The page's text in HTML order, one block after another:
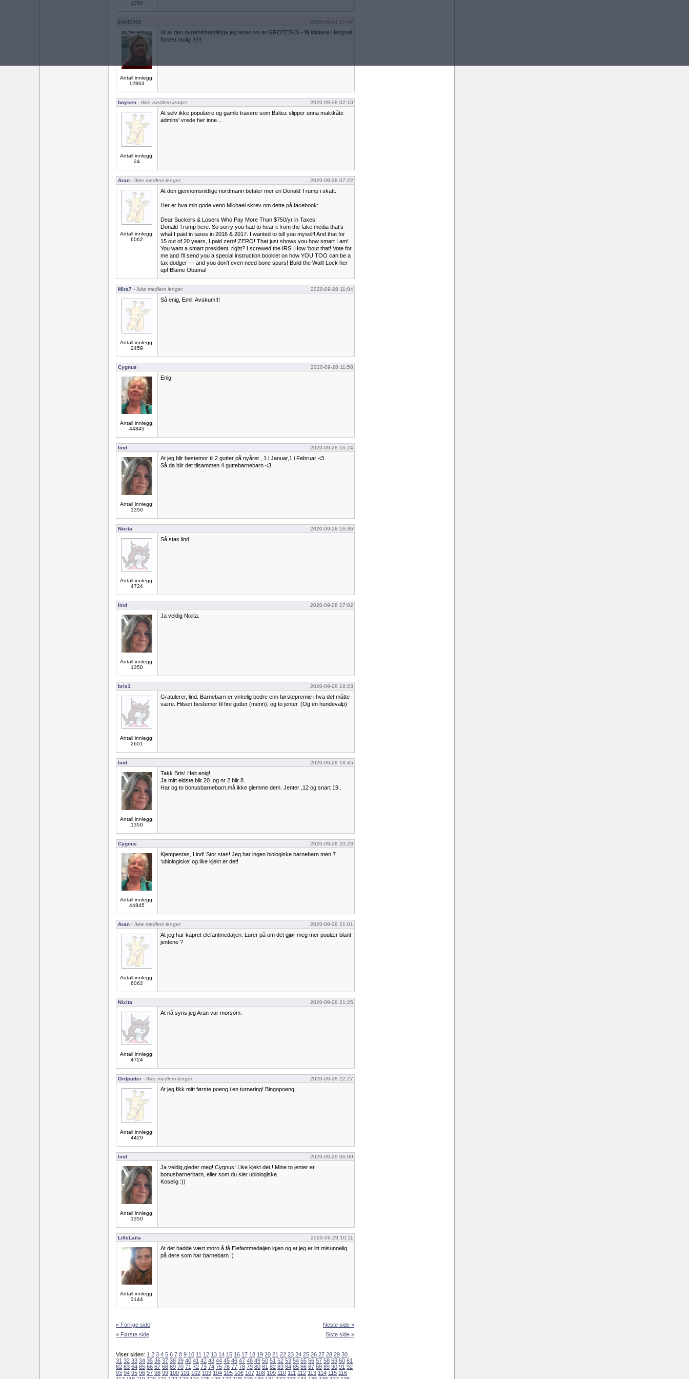
1350
Emil1960 2020-09-24 17:47
Antall innlegg:
12863
At all den dyremishandlinga jeg leser om er GROTESKS - få idiotene i fengsel
fortest mulig !!!!!!
boysen - Ikke medlem lenger 2020-09-28 02:10
Antall innlegg:
24
At selv ikke populære og gamle travere som Baltez slipper unna maktkåte
admins' vrede her inne....
Aran - Ikke medlem lenger 2020-09-28 07:22
Antall innlegg:
6062
At den gjennomsnittlige nordmann betaler mer en Donald Trump i skatt.
Her er hva min gode venn Michael skrev om dette på facebook:
Dear Suckers & Losers Who Pay More Than $750/yr in Taxes:
Donald Trump here. So sorry you had to hear it from the fake media that’s
what I paid in taxes in 2016 & 2017. I wanted to tell you myself! And that for
15 out of 20 years, I paid zero! ZERO! That just shows you how smart I am!
You want a smart president, right? I screwed the IRS! How ‘bout that! Vote for
me and I’ll send you a special instruction booklet on how YOU TOO can be a
tax dodger — and you don’t even need bone spurs! Build the Wall! Lock her
up! Blame Obama!
Mira7 - Ikke medlem lenger 2020-09-28 11:04
Antall innlegg:
2459
Så enig, Emil! Avskum!!!
Cygnus 2020-09-28 11:58
Antall innlegg:
44845
Enig!
lind 2020-09-28 16:24
Antall innlegg:
1350
At jeg blir bestemor til 2 gutter på nyåret , 1 i Januar,1 i Februar <3
Så da blir det tilsammen 4 guttebarnebarn <3
Nixita 2020-09-28 16:36
Antall innlegg:
4724
Så stas lind.
lind 2020-09-28 17:02
Antall innlegg:
1350
Ja veldig Nixita.
bris1 2020-09-28 18:23
Antall innlegg:
2601
Gratulerer, lind. Barnebarn er virkelig bedre enn førstepremie i hva det måtte
være. Hilsen bestemor til fire gutter (menn), og to jenter. (Og en hundevalp)
lind 2020-09-28 18:45
Antall innlegg:
1350
Takk Bris! Helt enig!
Ja mitt eldste blir 20 ,og nr 2 blir 8.
Har og to bonusbarnebarn,må ikke glemme dem. Jenter ,12 og snart 19..
Cygnus 2020-09-28 20:23
Antall innlegg:
44845
Kjempestas, Lind! Stor stas! Jeg har ingen biologiske barnebarn men 7
‘ubiologiske’ og like kjekt er det!
Aran - Ikke medlem lenger 2020-09-28 21:01
Antall innlegg:
6062
At jeg har kapret elefantmedaljen. Lurer på om det gjør meg mer poulær blant
jentene ?
Nixita 2020-09-28 21:25
Antall innlegg:
4724
At nå syns jeg Aran var morsom.
Ordputter - Ikke medlem lenger 2020-09-28 22:27
Antall innlegg:
4429
At jeg fikk mitt første poeng i en turnering! Bingopoeng.
lind 2020-09-29 06:09
Antall innlegg:
1350
Ja veldig,gleder meg! Cygnus! Like kjekt det ! Mine to jenter er
bonusbarnerbarn, eller som du sier ubiologiske.
Koselig :))
LilleLaila 2020-09-29 10:11
Antall innlegg:
3144
At det hadde vært moro å få Elefantmedaljen igjen og at jeg er litt misunnelig
på dere som har barnebarn :)
« Forrige side
« Første side
Neste side »
Siste side »
Viser siden: 1 2 3 4 5 6 7 8 9 10 11 12 13 14 15 16 17 18 19 20 21 22 23 24 25 26 27 28 29 30
31 32 33 34 35 36 37 38 39 40 41 42 43 44 45 46 47 48 49 50 51 52 53 54 55 56 57 58 59 60 61
62 63 64 65 66 67 68 69 70 71 72 73 74 75 76 77 78 79 80 81 82 83 84 85 86 87 88 89 90 91 92
93 94 95 96 97 98 99 100 101 102 103 104 105 106 107 108 109 110 111 112 113 114 115 116